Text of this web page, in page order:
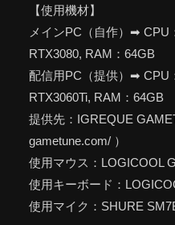
【使用機材】
メインPC（自作）➡ CPU
RTX3080, RAM：64GB
配信用PC（提供）➡ CPU
RTX3060Ti, RAM：64GB
提供先：IGREQUE
gametune.com/ ）
使用マウス：LOGICOOL
使用キーボード：
使用マイク：SHURE